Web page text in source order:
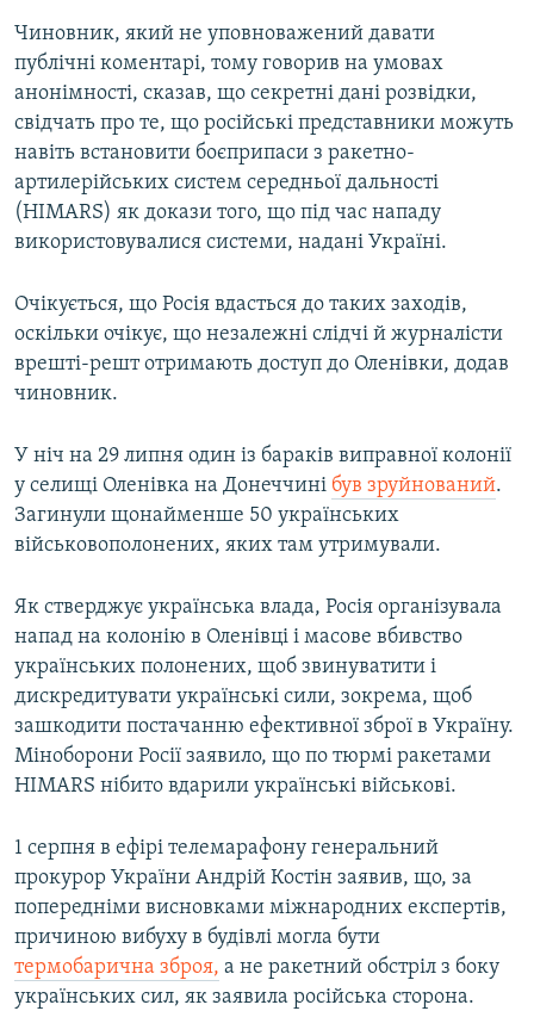
Чиновник, який не уповноважений давати
публічні коментарі, тому говорив на умовах
анонімності, сказав, що секретні дані розвідки,
свідчать про те, що російські представники можуть
навіть встановити боєприпаси з ракетно-
артилерійських систем середньої дальності
(HIMARS) як докази того, що під час нападу
використовувалися системи, надані Україні.
Очікується, що Росія вдасться до таких заходів,
оскільки очікує, що незалежні слідчі й журналісти
врешті-решт отримають доступ до Оленівки, додав
чиновник.
У ніч на 29 липня один із бараків виправної колонії
у селищі Оленівка на Донеччині був зруйнований.
Загинули щонайменше 50 українських
військовополонених, яких там утримували.
Як стверджує українська влада, Росія організувала
напад на колонію в Оленівці і масове вбивство
українських полонених, щоб звинуватити і
дискредитувати українські сили, зокрема, щоб
зашкодити постачанню ефективної зброї в Україну.
Міноборони Росії заявило, що по тюрмі ракетами
HIMARS нібито вдарили українські військові.
1 серпня в ефірі телемарафону генеральний
прокурор України Андрій Костін заявив, що, за
попередніми висновками міжнародних експертів,
причиною вибуху в будівлі могла бути
термобарична зброя, а не ракетний обстріл з боку
українських сил, як заявила російська сторона.